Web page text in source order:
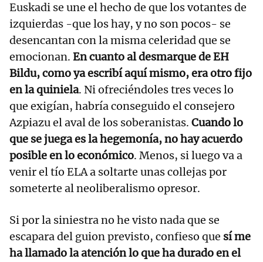
Euskadi se une el hecho de que los votantes de
izquierdas -que los hay, y no son pocos- se
desencantan con la misma celeridad que se
emocionan. En cuanto al desmarque de EH
Bildu, como ya escribí aquí mismo, era otro fijo
en la quiniela. Ni ofreciéndoles tres veces lo
que exigían, habría conseguido el consejero
Azpiazu el aval de los soberanistas. Cuando lo
que se juega es la hegemonía, no hay acuerdo
posible en lo económico. Menos, si luego va a
venir el tío ELA a soltarte unas collejas por
someterte al neoliberalismo opresor.
Si por la siniestra no he visto nada que se
escapara del guion previsto, confieso que sí me
ha llamado la atención lo que ha durado en el